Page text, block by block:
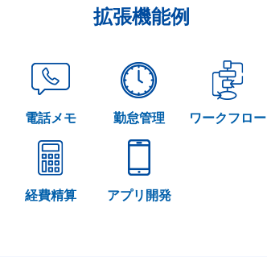
拡張機能例
電話メモ 勤怠管理 ワークフロー
経費精算 アプリ開発